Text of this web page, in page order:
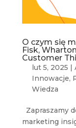
O czym się
Fisk,
Customer
lut 5, 2025 |
Innowacje,
Wiedza
Zapraszamy
marketing